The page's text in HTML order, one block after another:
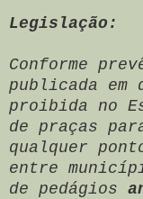
Legislação:
Conforme
publicada em
proibida no
de praças
qualquer
entre
de pedágios